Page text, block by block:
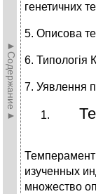
►Содержание►
генетичних
5. Описова
6. Типологія
7. Уявлення
Темперамент
изученных
множество